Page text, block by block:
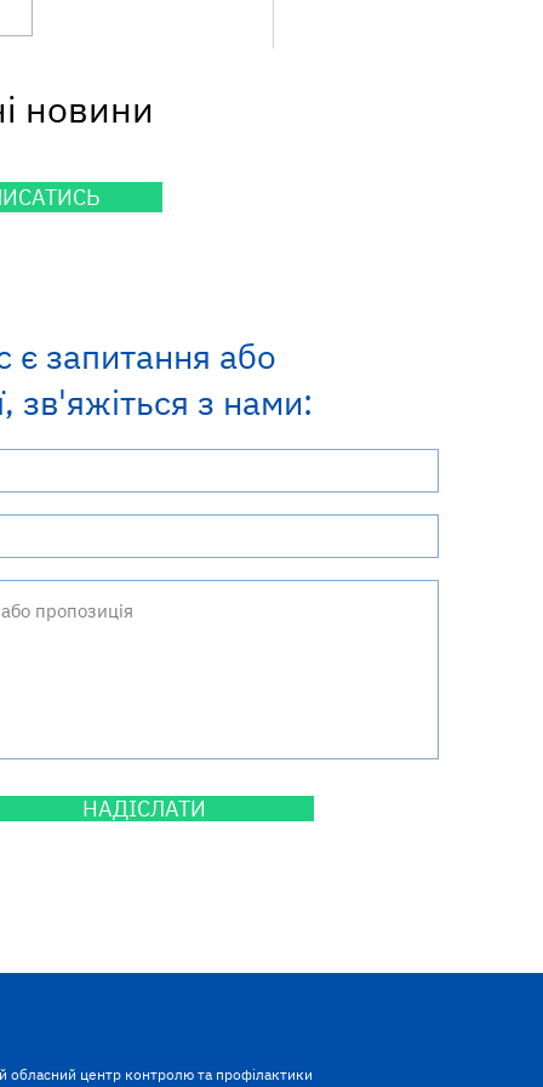
говорили про
гепатити на робочих
новини
є запитання або
зв'яжіться з нами:
НАДІСЛАТИ
обласний центр контролю та профілактики